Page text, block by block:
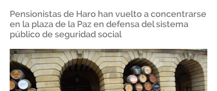
Pensionistas de Haro han vuelto a concentrarse
en la plaza de la Paz en defensa del sistema
público de seguridad social